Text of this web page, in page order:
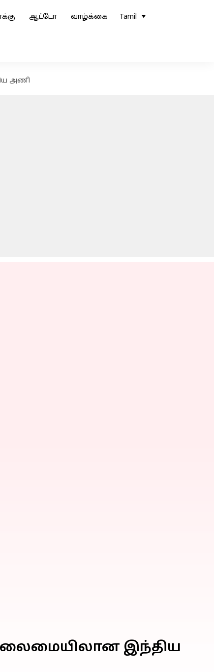
ஆட்டோ வாழ்க்கை Tamil
அணி
இந்திய